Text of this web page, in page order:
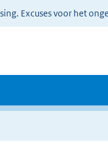
Excuses voor het